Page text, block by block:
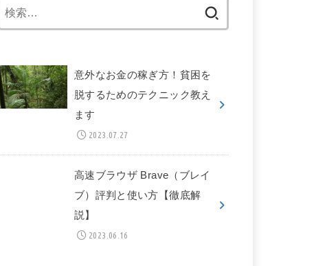
意外なお金の稼ぎ方！貧困を
脱するためのテクニック教え
ます
2023.07.27
高速ブラウザ Brave（ブレイ
ブ）評判と使い方【徹底解
説】
2023.06.16